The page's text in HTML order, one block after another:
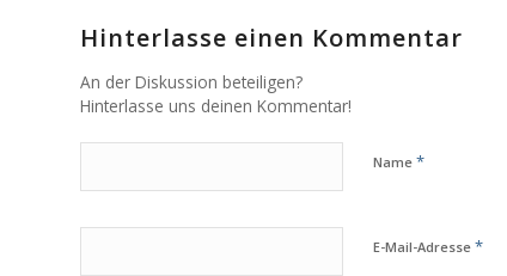
Hinterlasse einen Kommentar
An der Diskussion beteiligen?
Hinterlasse uns deinen Kommentar!
Name *
E-Mail-Adresse *